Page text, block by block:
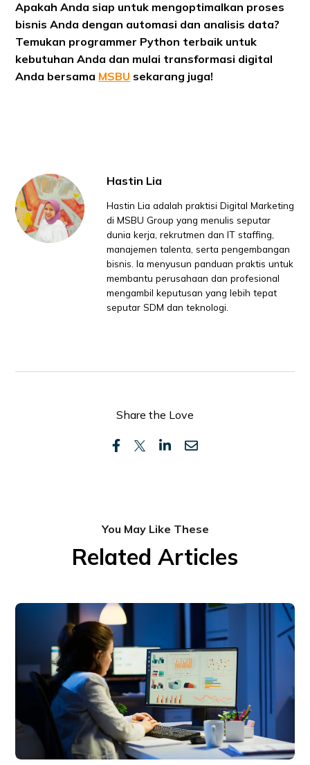
Apakah Anda siap untuk mengoptimalkan proses
bisnis Anda dengan automasi dan analisis data?
Temukan programmer Python terbaik untuk
kebutuhan Anda dan mulai transformasi digital
Anda bersama MSBU sekarang juga!
Hastin Lia
Hastin Lia adalah praktisi Digital Marketing
di MSBU Group yang menulis seputar
dunia kerja, rekrutmen dan IT staffing,
manajemen talenta, serta pengembangan
bisnis. Ia menyusun panduan praktis untuk
membantu perusahaan dan profesional
mengambil keputusan yang lebih tepat
seputar SDM dan teknologi.
Share the Love
You May Like These
Related Articles